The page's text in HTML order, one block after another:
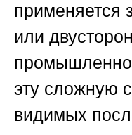
применяется
или
эту сложную
видимых